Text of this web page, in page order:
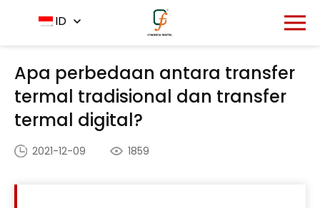
ID
Rumah - Pusat Berita
Apa perbedaan antara
transfer termal tradisional dan transfer termal digital?
Apa perbedaan antara transfer
termal tradisional dan transfer
termal digital?
2021-12-09 1859